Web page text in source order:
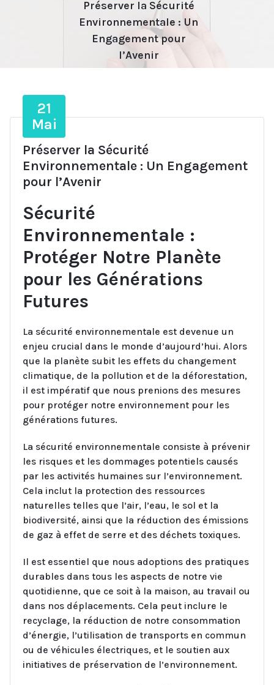
Préserver la Sécurité
Environnementale : Un
Engagement pour
l’Avenir
21
Mai
Préserver la Sécurité
Environnementale : Un Engagement
pour l’Avenir
Sécurité
Environnementale :
Protéger Notre Planète
pour les Générations
Futures
La sécurité environnementale est devenue un
enjeu crucial dans le monde d’aujourd’hui. Alors
que la planète subit les effets du changement
climatique, de la pollution et de la déforestation,
il est impératif que nous prenions des mesures
pour protéger notre environnement pour les
générations futures.
La sécurité environnementale consiste à prévenir
les risques et les dommages potentiels causés
par les activités humaines sur l’environnement.
Cela inclut la protection des ressources
naturelles telles que l’air, l’eau, le sol et la
biodiversité, ainsi que la réduction des émissions
de gaz à effet de serre et des déchets toxiques.
Il est essentiel que nous adoptions des pratiques
durables dans tous les aspects de notre vie
quotidienne, que ce soit à la maison, au travail ou
dans nos déplacements. Cela peut inclure le
recyclage, la réduction de notre consommation
d’énergie, l’utilisation de transports en commun
ou de véhicules électriques, et le soutien aux
initiatives de préservation de l’environnement.